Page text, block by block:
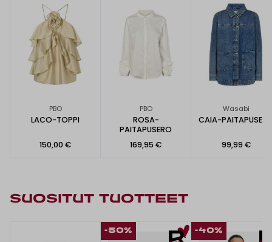
PBO
LACO-TOPPI
150,00 €
PBO
ROSA-
PAITAPUSERO
169,95 €
Wasabi
CAIA-
99,99 €
SUOSITUT TUOTTEET
-50% -40%